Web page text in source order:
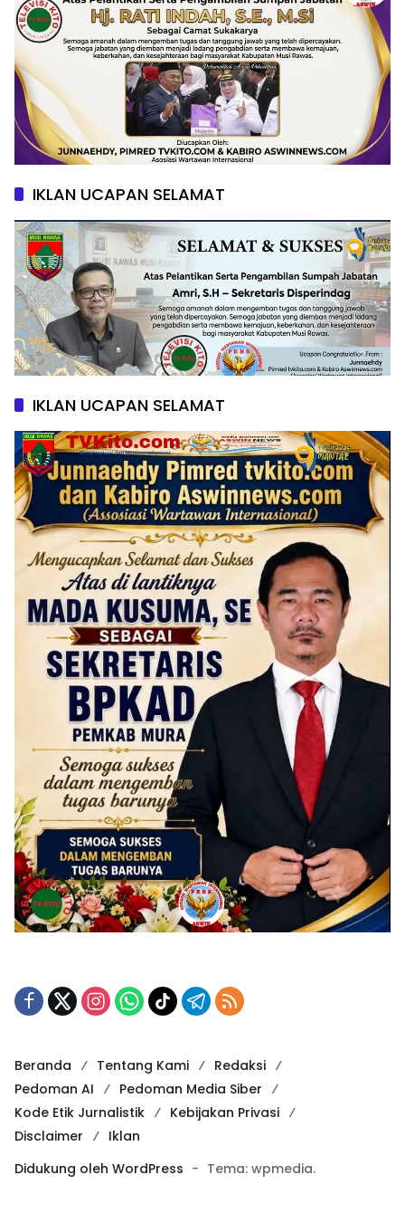
IKLAN UCAPAN SELAMAT
IKLAN UCAPAN SELAMAT
Beranda Tentang Kami
Redaksi
Pedoman AI
Pedoman Media Siber
Kode Etik Jurnalistik
Kebijakan Privasi
Disclaimer
Iklan
Didukung oleh WordPress - Tema: wpmedia.